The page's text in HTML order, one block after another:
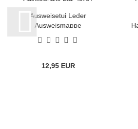
Ausweisetui Leder
Ausweismappe
12,95 EUR